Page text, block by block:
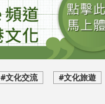
#文化交流
#文化旅遊